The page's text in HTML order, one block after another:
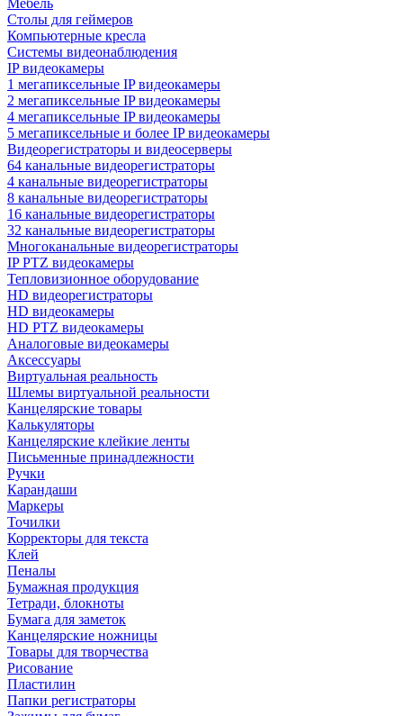
Столы для геймеров
Компьютерные кресла
Системы видеонаблюдения
IP видеокамеры
1 мегапиксельные IP видеокамеры
2 мегапиксельные IP видеокамеры
4 мегапиксельные IP видеокамеры
5 мегапиксельные и более IP видеокамеры
Видеорегистраторы и видеосерверы
64 канальные видеорегистраторы
4 канальные видеорегистраторы
8 канальные видеорегистраторы
16 канальные видеорегистраторы
32 канальные видеорегистраторы
Многоканальные видеорегистраторы
IP PTZ видеокамеры
Тепловизионное оборудование
HD видеорегистраторы
HD видеокамеры
HD PTZ видеокамеры
Аналоговые видеокамеры
Аксессуары
Виртуальная реальность
Шлемы виртуальной реальности
Канцелярские товары
Калькуляторы
Канцелярские клейкие ленты
Письменные принадлежности
Ручки
Карандаши
Маркеры
Точилки
Корректоры для текста
Клей
Пеналы
Бумажная продукция
Тетради, блокноты
Бумага для заметок
Канцелярские ножницы
Товары для творчества
Рисование
Пластилин
Папки регистраторы